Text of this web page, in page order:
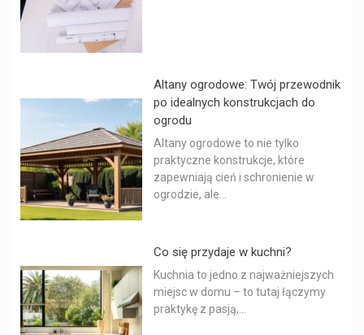
Altany ogrodowe: Twój przewodnik
po idealnych konstrukcjach do
ogrodu
Altany ogrodowe to nie tylko
praktyczne konstrukcje, które
zapewniają cień i schronienie w
ogrodzie, ale...
Co się przydaje w kuchni?
Kuchnia to jedno z najważniejszych
miejsc w domu – to tutaj łączymy
praktykę z pasją,...